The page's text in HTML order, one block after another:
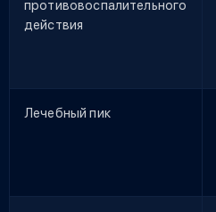
противовоспалительного
действия
Лечебный пик